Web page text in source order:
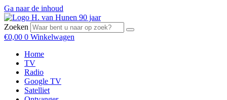
Ga naar de inhoud
Zoeken
€0,00 0 Winkelwagen
Home
TV
Radio
Google TV
Satelliet